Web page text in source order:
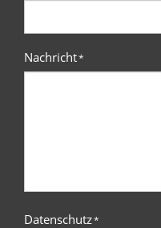
Nachricht*
Datenschutz*